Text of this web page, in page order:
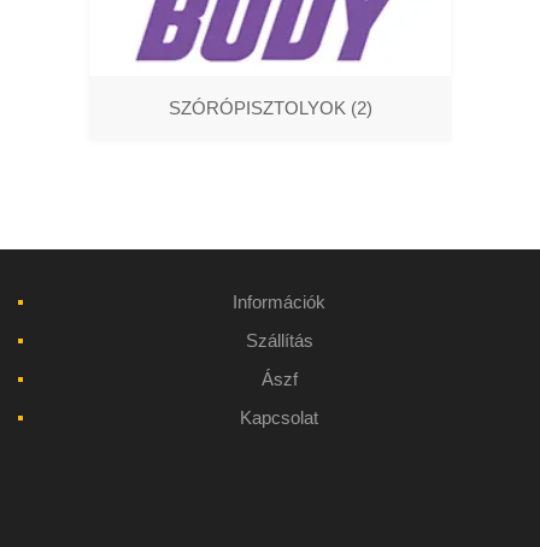
SZÓRÓPISZTOLYOK (2)
Információk
Szállítás
Ászf
Kapcsolat